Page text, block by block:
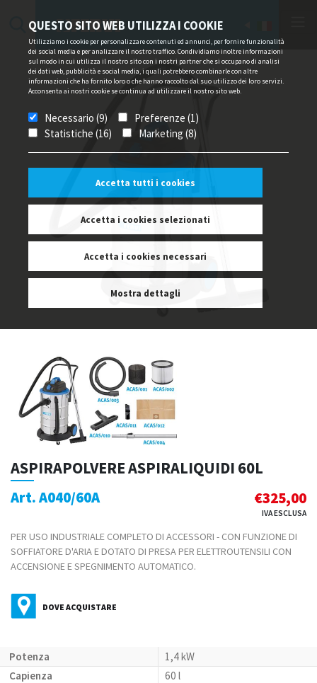
QUESTO SITO WEB UTILIZZA I COOKIE
Utilizziamo i cookie per personalizzare contenuti ed annunci, per fornire funzionalità
dei social media e per analizzare il nostro traffico. Condividiamo inoltre informazioni
sul modo in cui utilizza il nostro sito con i nostri partner che si occupano di analisi
dei dati web, pubblicità e social media, i quali potrebbero combinarle con altre
informazioni che ha fornito loro o che hanno raccolto dal suo utilizzo dei loro servizi.
Acconsenta ai nostri cookie se continua ad utilizzare il nostro sito web.
Necessario (9)
Preferenze (1)
Statistiche (16)
Marketing (8)
Accetta tutti i cookies
Accetta i cookies selezionati
Accetta i cookies necessari
Mostra dettagli
ASPIRAPOLVERE ASPIRALIQUIDI 60L
Art. A040/60A €325,00
IVA ESCLUSA
PER USO INDUSTRIALE COMPLETO DI ACCESSORI - CON FUNZIONE DI
SOFFIATORE D'ARIA E DOTATO DI PRESA PER ELETTROUTENSILI CON
ACCENSIONE E SPEGNIMENTO AUTOMATICO.
DOVE ACQUISTARE
Potenza
1,4 kW
Capienza
60 l